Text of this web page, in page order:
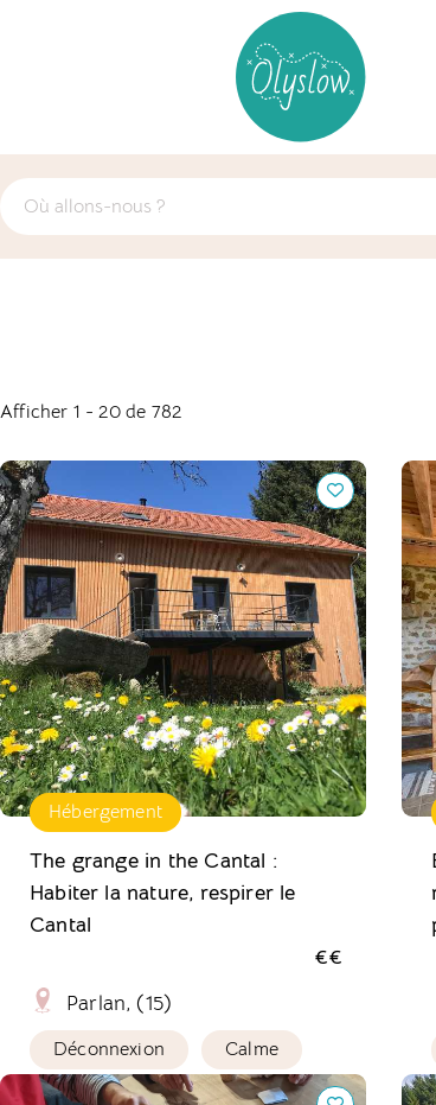
Afficher 1 - 20 de 782
Hébergement
The grange in the Cantal :
Habiter la nature, respirer le
Cantal
€€
Parlan, (15)
Déconnexion Calme
The grange in the Cantal : Habiter la
nature, respirer le Cantal
Ateliers Zéro Déchet à la Gataudière